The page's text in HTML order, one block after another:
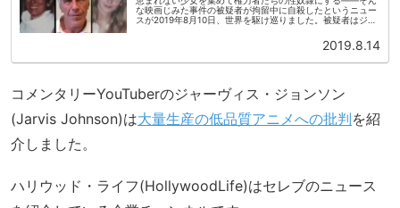
な映画じみた事件の被疑者が拘留中に自殺したというニュー
スが2019年8月10日、世界を駆け巡りました。被疑者はジェ
2019.8.14
コメンタリーYouTuberのジャーヴィス・ジョンソン
(Jarvis Johnson)は大量生産の低品質アニメへの批判を紹
介しました。
ハリウッド・ライフ(HollywoodLife)はセレブのニュース